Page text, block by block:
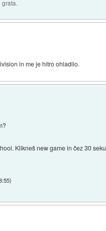
grata.
in me je hitro ohladilo.
Klikneš new game in čez 30
)